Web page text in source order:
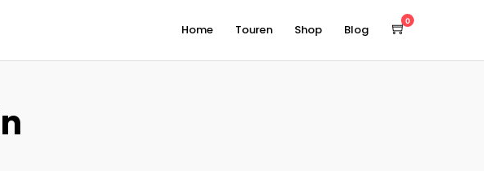
Home Touren Shop Blog
0